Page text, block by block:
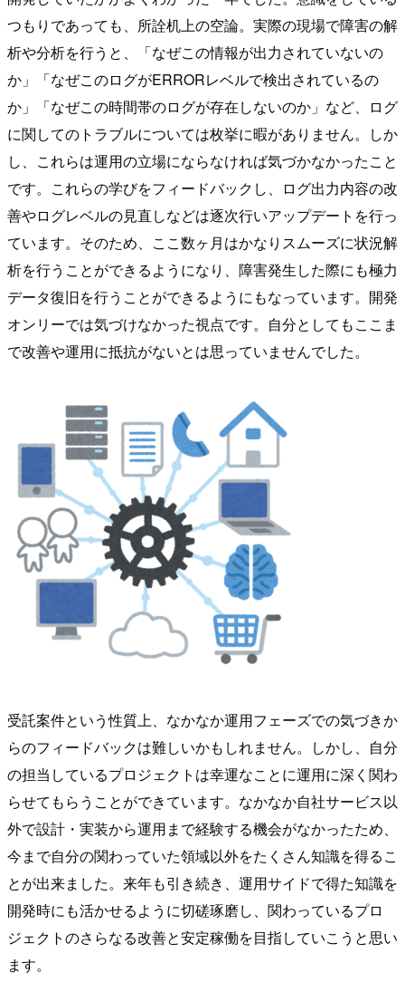
つもりであっても、所詮机上の空論。実際の現場で障害の解
析や分析を行うと、「なぜこの情報が出力されていないの
か」「なぜこのログがERRORレベルで検出されているの
か」「なぜこの時間帯のログが存在しないのか」など、ログ
に関してのトラブルについては枚挙に暇がありません。しか
し、これらは運用の立場にならなければ気づかなかったこと
です。これらの学びをフィードバックし、ログ出力内容の改
善やログレベルの見直しなどは逐次行いアップデートを行っ
ています。そのため、ここ数ヶ月はかなりスムーズに状況解
析を行うことができるようになり、障害発生した際にも極力
データ復旧を行うことができるようにもなっています。開発
オンリーでは気づけなかった視点です。自分としてもここま
で改善や運用に抵抗がないとは思っていませんでした。
受託案件という性質上、なかなか運用フェーズでの気づきか
らのフィードバックは難しいかもしれません。しかし、自分
の担当しているプロジェクトは幸運なことに運用に深く関わ
らせてもらうことができています。なかなか自社サービス以
外で設計・実装から運用まで経験する機会がなかったため、
今まで自分の関わっていた領域以外をたくさん知識を得るこ
とが出来ました。来年も引き続き、運用サイドで得た知識を
開発時にも活かせるように切磋琢磨し、関わっているプロ
ジェクトのさらなる改善と安定稼働を目指していこうと思い
ます。